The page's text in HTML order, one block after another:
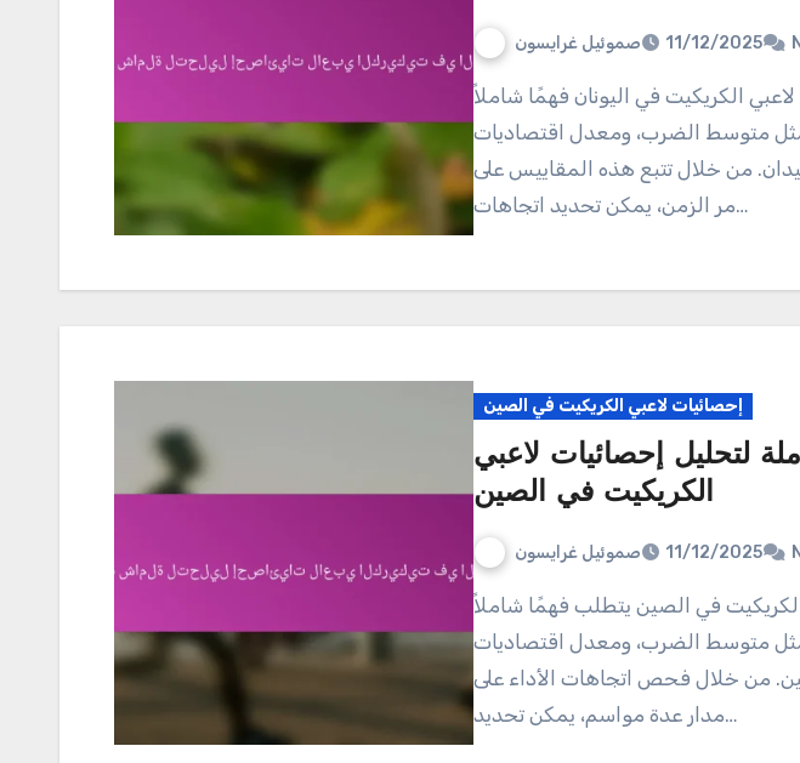
صموئيل غرايسون 11/12/2025
متوسط الضرب، ومعدل اقتصاديات
من خلال تتبع هذه المقاييس على
مر الزمن، يمكن تحديد اتجاهات…
إحصائيات لاعبي الكريكيت في الصين
لتحليل إحصائيات لاعبي
الكريكيت في الصين
صموئيل غرايسون 11/12/2025
متوسط الضرب، ومعدل اقتصاديات
من خلال فحص اتجاهات الأداء على
مدار عدة مواسم، يمكن تحديد…